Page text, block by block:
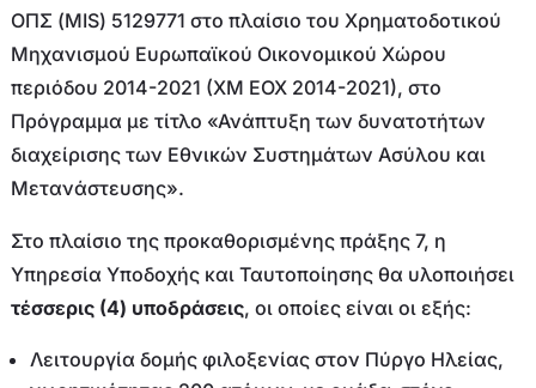
ΟΠΣ (MIS) 5129771 στο πλαίσιο του Χρηματοδοτικού
Μηχανισμού Ευρωπαϊκού Οικονομικού Χώρου
περιόδου 2014-2021 (ΧΜ ΕΟΧ 2014-2021), στο
Πρόγραμμα με τίτλο «Ανάπτυξη των δυνατοτήτων
διαχείρισης των Εθνικών Συστημάτων Ασύλου και
Μετανάστευσης».
Στο πλαίσιο της προκαθορισμένης πράξης 7, η
Υπηρεσία Υποδοχής και Ταυτοποίησης θα υλοποιήσει
τέσσερις (4) υποδράσεις, οι οποίες είναι οι εξής:
Λειτουργία δομής φιλοξενίας στον Πύργο Ηλείας,